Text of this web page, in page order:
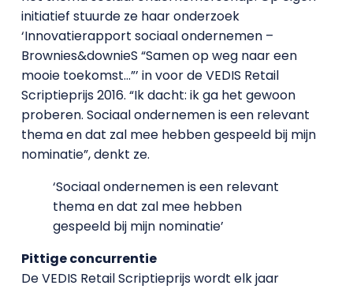
initiatief stuurde ze haar onderzoek
‘Innovatierapport sociaal ondernemen –
Brownies&downieS “Samen op weg naar een
mooie toekomst…”’ in voor de VEDIS Retail
Scriptieprijs 2016. “Ik dacht: ik ga het gewoon
proberen. Sociaal ondernemen is een relevant
thema en dat zal mee hebben gespeeld bij mijn
nominatie”, denkt ze.
‘Sociaal ondernemen is een relevant
thema en dat zal mee hebben
gespeeld bij mijn nominatie’
Pittige concurrentie
De VEDIS Retail Scriptieprijs wordt elk jaar